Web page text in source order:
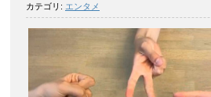
カテゴリ: エンタメ